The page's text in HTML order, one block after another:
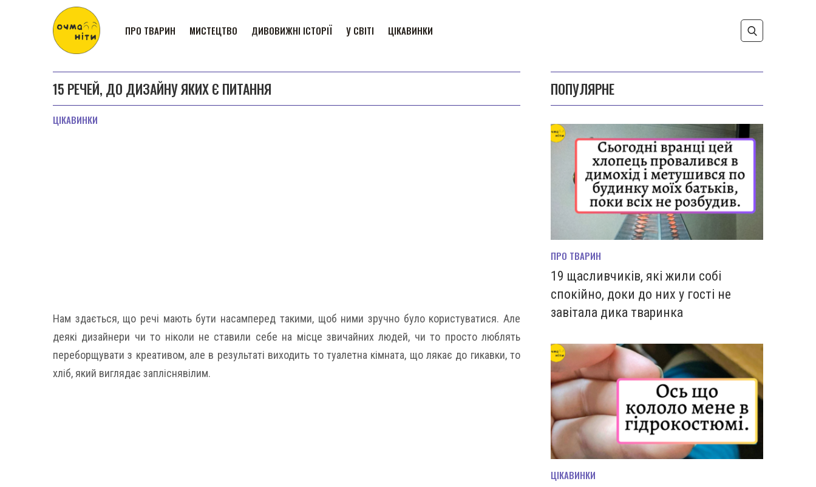
ПРО ТВАРИН МИСТЕЦТВО ДИВОВИЖНІ ІСТОРІЇ У СВІТІ ЦІКАВИНКИ
15 РЕЧЕЙ, ДО ДИЗАЙНУ ЯКИХ Є ПИТАННЯ
ЦІКАВИНКИ
Нам здається, що речі мають бути насамперед такими, щоб ними зручно було користуватися. Але
деякі дизайнери чи то ніколи не ставили себе на місце звичайних людей, чи то просто люблять
переборщувати з креативом, але в результаті виходить то туалетна кімната, що лякає до гикавки, то
хліб, який виглядає запліснявілим.
ПОПУЛЯРНЕ
ПРО ТВАРИН
19 щасливчиків, які жили собі
спокійно, доки до них у гості не
завітала дика тваринка
ЦІКАВИНКИ